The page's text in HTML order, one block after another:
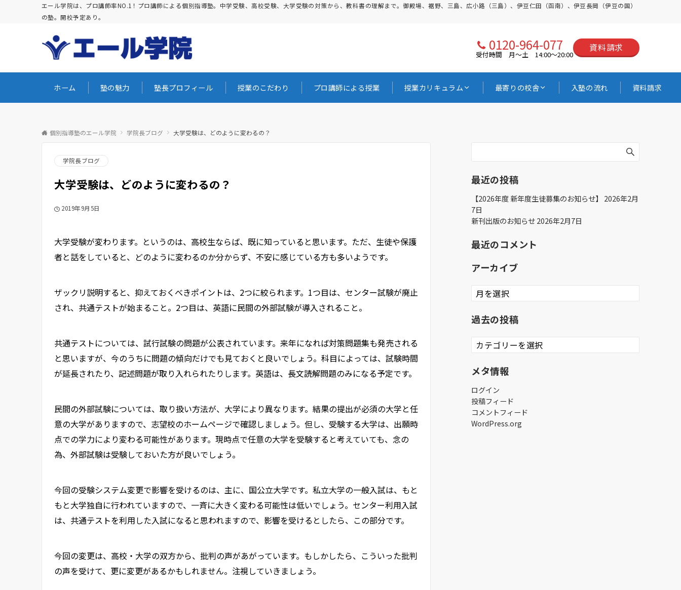
エール学院は、プロ講師率NO.1！プロ講師による個別指導塾。中学受験、高校受験、大学受験の対策から、教科書の理解まで。御殿場、裾野、三島、広小路（三島）、伊豆仁田（函南）、伊豆長岡（伊豆の国）
の塾。開校予定あり。
0120-964-077
受付時間 月〜土 14:00〜20:00
資料請求
ホーム 塾の魅力 塾長プロフィール 授業のこだわり プロ講師による授業 授業カリキュラム 最寄りの校舎 入塾の流れ 資料請求
個別指導塾のエール学院 学院長ブログ 大学受験は、どのように変わるの？
学院長ブログ
大学受験は、どのように変わるの？
2019年9月5日
大学受験が変わります。というのは、高校生ならば、既に知っていると思います。ただ、生徒や保護
者と話をしていると、どのように変わるのか分からず、不安に感じている方も多いようです。
ザックリ説明すると、抑えておくべきポイントは、2つに絞られます。1つ目は、センター試験が廃止
され、共通テストが始まること。2つ目は、英語に民間の外部試験が導入されること。
共通テストについては、試行試験の問題が公表されています。来年になれば対策問題集も発売される
と思いますが、今のうちに問題の傾向だけでも見ておくと良いでしょう。科目によっては、試験時間
が延長されたり、記述問題が取り入れられたりします。英語は、長文読解問題のみになる予定です。
民間の外部試験については、取り扱い方法が、大学により異なります。結果の提出が必須の大学と任
意の大学がありますので、志望校のホームページで確認しましょう。但し、受験する大学は、出願時
点での学力により変わる可能性があります。現時点で任意の大学を受験すると考えていても、念の
為、外部試験は受験しておいた方が良いでしょう。
今回の受験システム変更で影響を受けるのは、主に、国公立大学です。私立大学の一般入試は、もと
もと大学独自に行われていますので、一斉に大きく変わる可能性は低いでしょう。センター利用入試
は、共通テストを利用した入試になると思われますので、影響を受けるとしたら、この部分です。
今回の変更は、高校・大学の双方から、批判の声があがっています。もしかしたら、こういった批判
の声を受けて、更に変更があるかもしれません。注視していきましょう。
最近の投稿
【2026年度 新年度生徒募集のお知らせ】
2026年2月
7日
新刊出版のお知らせ 2026年2月7日
最近のコメント
アーカイブ
ア
ー
イ
過去の投稿
過
去
投
メタ情報
ログイン
投稿フィード
コメントフィード
WordPress.org